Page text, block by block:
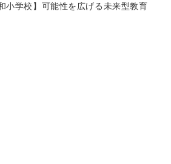
小学校】可能性を広げる未来型教育